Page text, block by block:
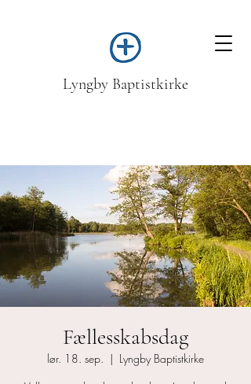
Lyngby Baptistkirke
Fællesskabsdag
lør. 18. sep.
  |
Lyngby Baptistkirke